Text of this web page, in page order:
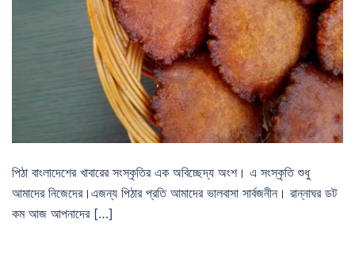
পিঠা বাংলাদেশের খাবারের সংস্কৃতির এক অবিচ্ছেদ্য অংশ। এ সংস্কৃতি শুধু
আমাদের নিজেদের।এজন্য পিঠার প্রতি আমাদের ভালবাসা সার্বজনীন। রান্নাঘর ডট
কম আজ আপনাদের […]